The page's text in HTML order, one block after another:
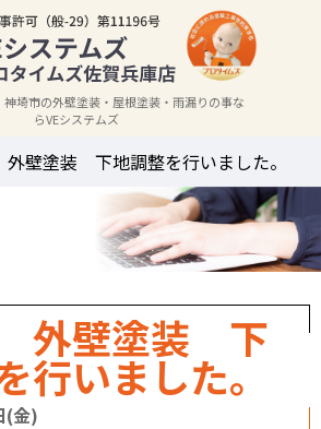
埼市の外壁塗装・屋根塗装・雨漏りの事な
らVEシステムズ
壁塗装 下地調整を行いました。
外壁塗装 下
行いました。
(金)